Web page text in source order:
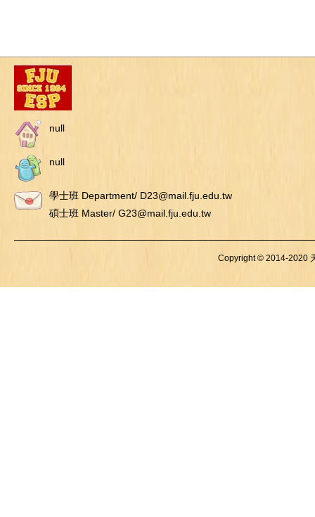
null
null
學士班 Department/ D23@mail.fju.edu.tw
碩士班 Master/ G23@mail.fju.edu.tw
Copyright © 2014-2020